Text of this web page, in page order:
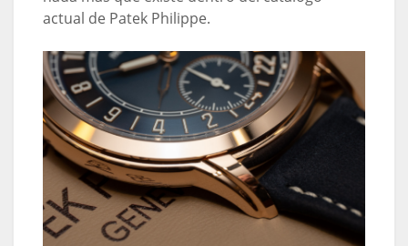
actual de Patek Philippe.